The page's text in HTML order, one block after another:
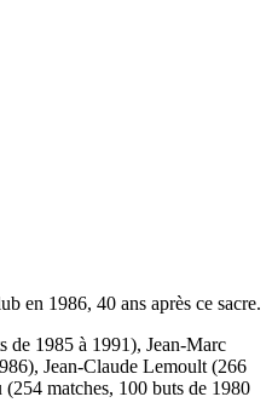
en 1986, 40 ans après ce sacre.
de 1985 à 1991), Jean-Marc
Jean-Claude Lemoult (266
matches, 100 buts de 1980